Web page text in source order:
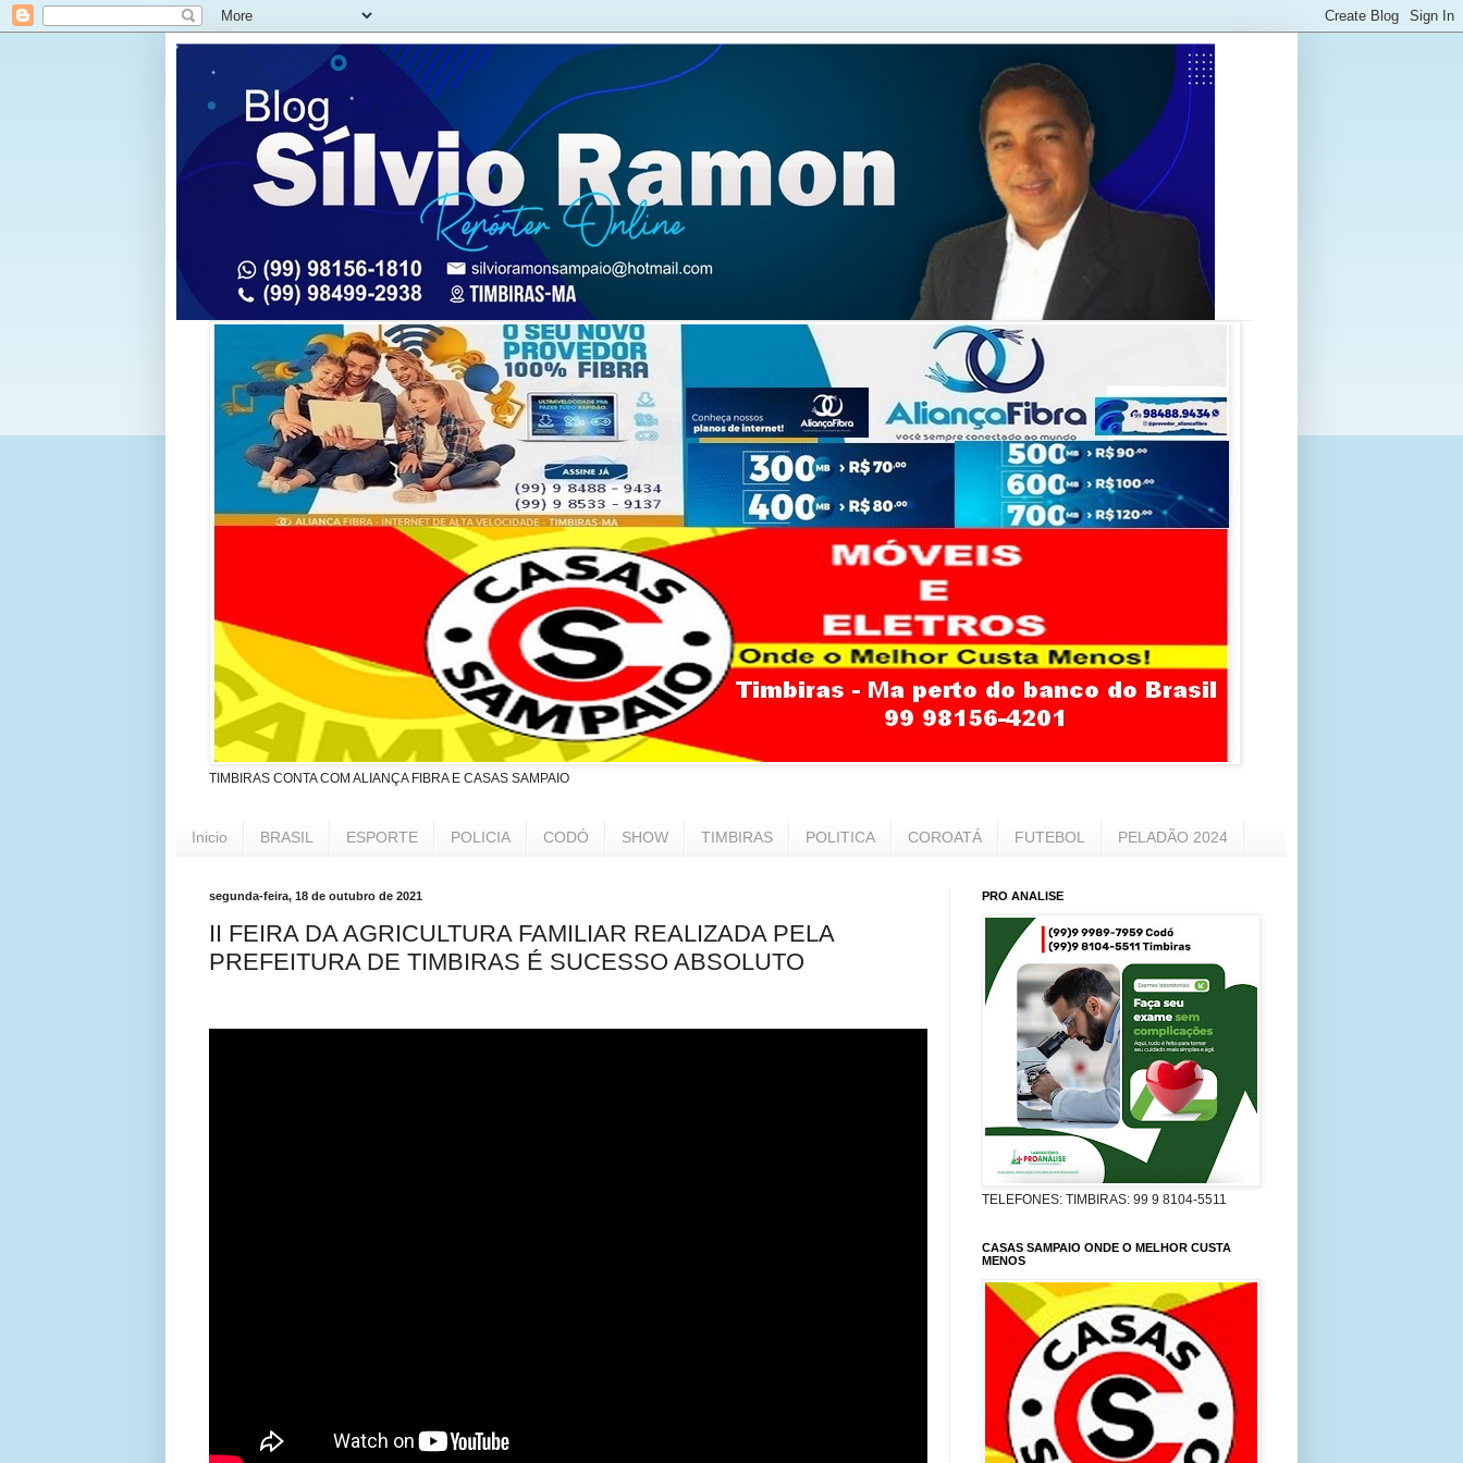
TIMBIRAS CONTA COM ALIANÇA FIBRA E CASAS SAMPAIO
Inicio BRASIL ESPORTE POLICIA CODÓ SHOW TIMBIRAS POLITICA COROATÁ FUTEBOL PELADÃO 2024
segunda-feira, 18 de outubro de 2021
II FEIRA DA AGRICULTURA FAMILIAR REALIZADA PELA
PREFEITURA DE TIMBIRAS É SUCESSO ABSOLUTO
PRO ANALISE
TELEFONES: TIMBIRAS: 99 9 8104-5511
CASAS SAMPAIO ONDE O MELHOR CUSTA
MENOS